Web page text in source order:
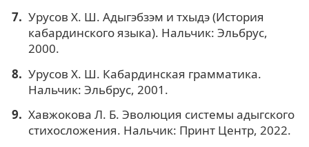
Урусов Х. Ш. Адыгэбзэм и тхыдэ (История
кабардинского языка). Нальчик: Эльбрус,
2000.
Урусов Х. Ш. Кабардинская грамматика.
Нальчик: Эльбрус, 2001.
Хавжокова Л. Б. Эволюция системы адыгского
стихосложения. Нальчик: Принт Центр, 2022.